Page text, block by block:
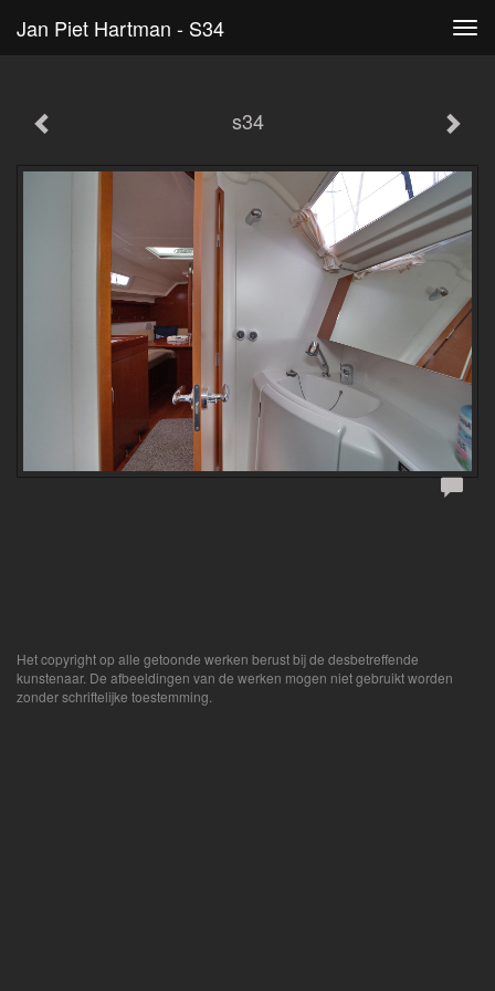
Jan Piet Hartman - S34
s34
Het copyright op alle getoonde werken berust bij de desbetreffende
kunstenaar. De afbeeldingen van de werken mogen niet gebruikt worden
zonder schriftelijke toestemming.